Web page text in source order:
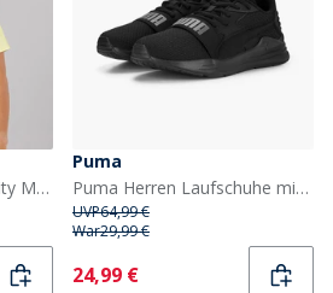
Puma Herren Run Velocity Marmor Lauf Oberteil Schwarz/Gelb
Puma
Puma Herren Laufschuhe mit Kabel Puma Black
UVP64,99 €
War29,99 €
Current
24,99 €